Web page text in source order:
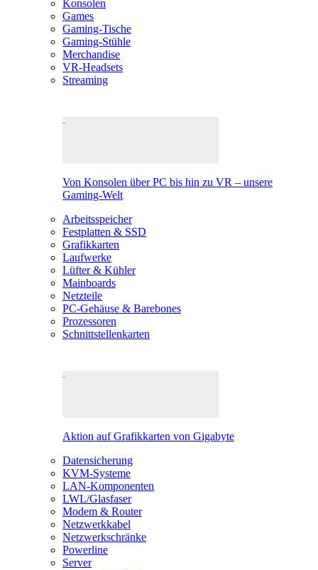
Konsolen
Games
Gaming-Tische
Gaming-Stühle
Merchandise
VR-Headsets
Streaming
Von Konsolen über PC bis hin zu VR – unsere
Gaming-Welt
Arbeitsspeicher
Festplatten & SSD
Grafikkarten
Laufwerke
Lüfter & Kühler
Mainboards
Netzteile
PC-Gehäuse & Barebones
Prozessoren
Schnittstellenkarten
Aktion auf Grafikkarten von Gigabyte
Datensicherung
KVM-Systeme
LAN-Komponenten
LWL/Glasfaser
Modem & Router
Netzwerkkabel
Netzwerkschränke
Powerline
Server